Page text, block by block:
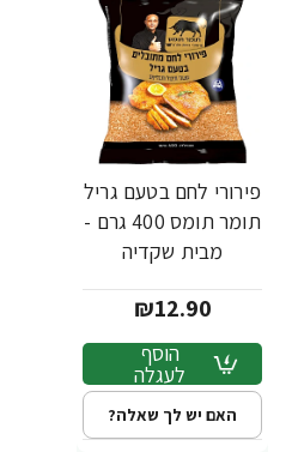
פירורי לחם בטעם גריל
תומר תומס 400 גרם -
מבית שקדיה
₪12.90
הוסף
לעגלה
האם יש לך שאלה?